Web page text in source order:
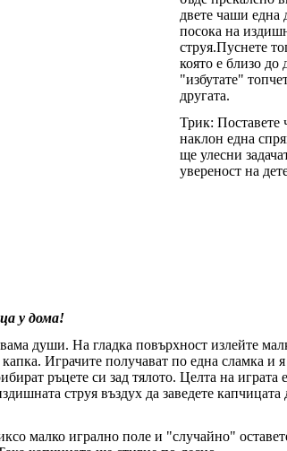
двете чаши една
посока на
струя.Пуснете
която е близо до
"избутате"
другата.
Трик: Поставете
наклон една
ще улесни
увереност на
у дома!
души. На гладка повърхност излейте
Играчите получават по една сламка и я
ръцете си зад тялото. Целта на играта
струя въздух да заведете
малко игрално поле и "случайно"